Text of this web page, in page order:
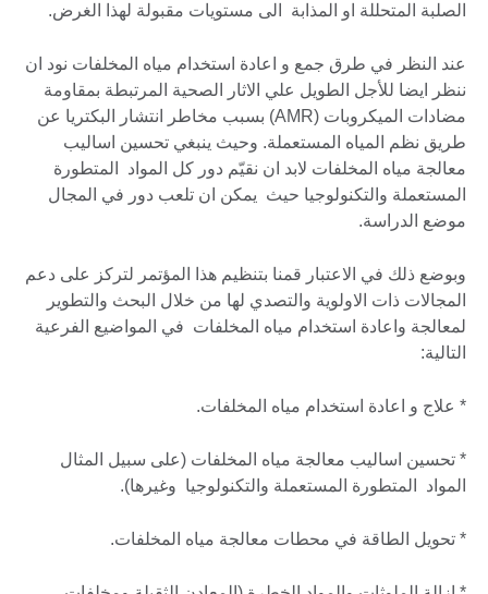
الصلبة المتحللة او المذابة الى مستويات مقبولة لهذا الغرض.
عند النظر في طرق جمع و اعادة استخدام مياه المخلفات نود ان
ننظر ايضا للأجل الطويل علي الاثار الصحية المرتبطة بمقاومة
مضادات الميكروبات (AMR) بسبب مخاطر انتشار البكتريا عن
طريق نظم المياه المستعملة. وحيث ينبغي تحسين اساليب
معالجة مياه المخلفات لابد ان نقيّم دور كل المواد المتطورة
المستعملة والتكنولوجيا حيث يمكن ان تلعب دور في المجال
موضع الدراسة.
وبوضع ذلك في الاعتبار قمنا بتنظيم هذا المؤتمر لتركز على دعم
المجالات ذات الاولوية والتصدي لها من خلال البحث والتطوير
لمعالجة واعادة استخدام مياه المخلفات في المواضيع الفرعية
التالية:
* علاج و اعادة استخدام مياه المخلفات.
* تحسين اساليب معالجة مياه المخلفات (على سبيل المثال
المواد المتطورة المستعملة والتكنولوجيا وغيرها).
* تحويل الطاقة في محطات معالجة مياه المخلفات.